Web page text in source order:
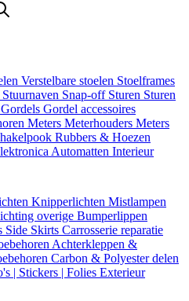
Verstelbare stoelen Stoelframes
Stuurnaven Snap-off Sturen Sturen
Gordels Gordel accessoires
Meters Meterhouders Meters
Rubbers & Hoezen
Automatten Interieur
Knipperlichten Mistlampen
overige Bumperlippen
Side Skirts Carrosserie reparatie
Achterkleppen &
Carbon & Polyester delen
| Stickers | Folies Exterieur